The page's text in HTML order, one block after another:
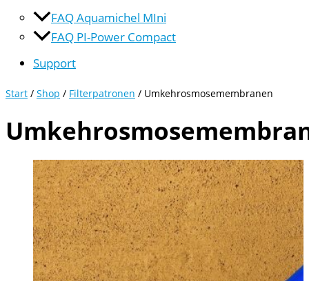
FAQ Aquamichel MIni
FAQ PI-Power Compact
Support
Start / Shop / Filterpatronen / Umkehrosmosemembranen